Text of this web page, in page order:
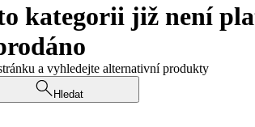
kategorii již není
a vyhledejte alternativní produkty
Hledat